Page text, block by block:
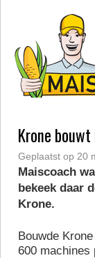
Krone
Geplaatst op 20
Maiscoach
bekeek daar
Krone.
Bouwde
600 machines